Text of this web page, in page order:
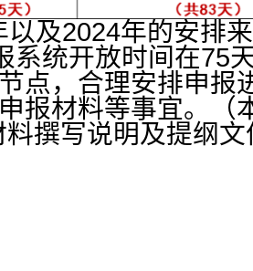
及2024年的安排
系统开放时间在75
点，合理安排申报
报材料等事宜。（
撰写说明及提纲文